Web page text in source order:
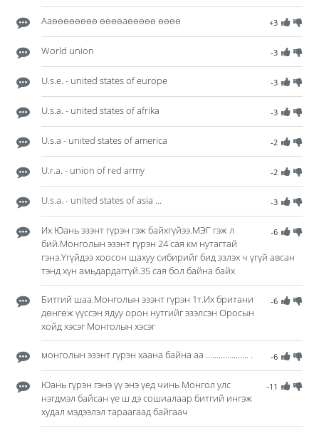
+3
Ааөөөөөөөө өөөөаөөөөө өөөө
-3
World union
-3
U.s.e. - united states of europe
-3
U.s.a. - united states of afrika
-2
U.s.a - united states of america
-2
U.r.a. - union of red army
-3
U.s.a. - united states of asia ...
-6
Их Юань эзэнт гүрэн гэж байхгүйээ.МЭГ гэж л
бий.Монголын эзэнт гүрэн 24 сая км нутагтай
гэнэ.Үгүйдээ хоосон шахуу сибирийг бид эзлэх ч үгүй авсан
тэнд хүн амьдардаггүй.35 сая бол байна байх
-6
Битгий шаа.Монголын эзэнт гүрэн 1т.Их британи
дөнгөж үүссэн ядуу орон нутгийг эзэлсэн Оросын
хойд хэсэг Монголын хэсэг
-6
монголын эзэнт гүрэн хаана байна аа .................... .
-11
Юань гүрэн гэнэ үү энэ үед чинь Монгол улс
нэгдмэл байсан үе ш дэ сошиалаар битгий ингэж
худал мэдээлэл тараагаад байгаач